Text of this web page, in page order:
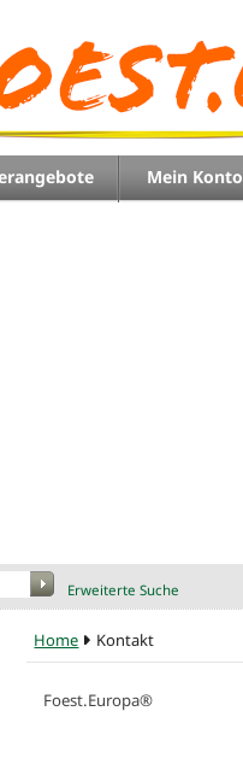
Mein Konto
Erweiterte Suche
Home Kontakt
Foest.Europa®